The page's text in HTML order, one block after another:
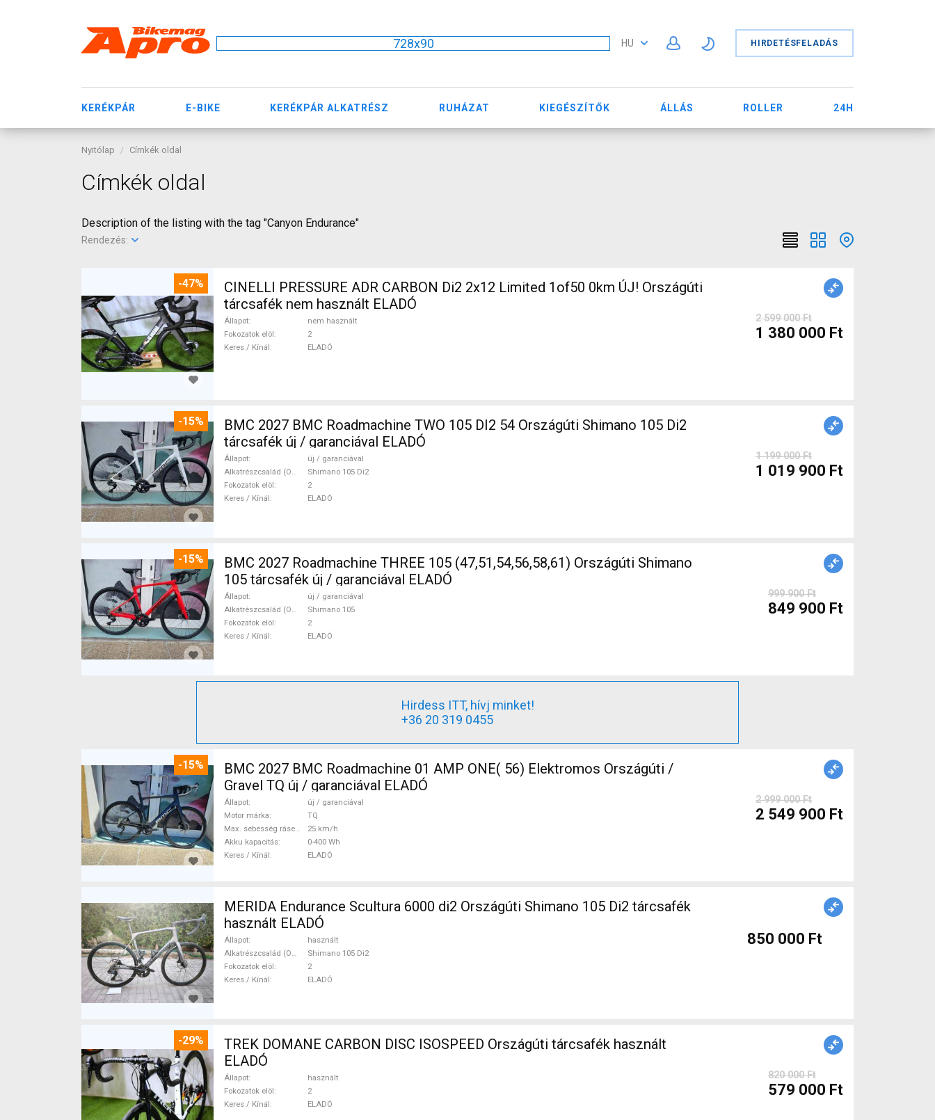
728x90 HU HIRDETÉSFELADÁS
KERÉKPÁR E-BIKE KERÉKPÁR ALKATRÉSZ RUHÁZAT KIEGÉSZÍTŐK ÁLLÁS ROLLER 24H
Nyitólap Címkék oldal
Címkék oldal
Description of the listing with the tag "Canyon Endurance"
Rendezés:
-47%
CINELLI PRESSURE ADR CARBON Di2 2x12 Limited 1of50 0km ÚJ! Országúti
tárcsafék nem használt ELADÓ
Állapot
nem használt
Fokozatok elöl
2
Keres / Kínál
ELADÓ
2 599 000 Ft
1 380 000 Ft
-15%
BMC 2027 BMC Roadmachine TWO 105 DI2 54 Országúti Shimano 105 Di2
tárcsafék új / garanciával ELADÓ
Állapot
új / garanciával
Alkatrészcsalád (Outi)
Shimano 105 Di2
Fokozatok elöl
2
Keres / Kínál
ELADÓ
1 199 000 Ft
1 019 900 Ft
-15%
BMC 2027 Roadmachine THREE 105 (47,51,54,56,58,61) Országúti Shimano
105 tárcsafék új / garanciával ELADÓ
Állapot
új / garanciával
Alkatrészcsalád (Outi)
Shimano 105
Fokozatok elöl
2
Keres / Kínál
ELADÓ
999 900 Ft
849 900 Ft
Hirdess ITT, hívj minket!
+36 20 319 0455
-15%
BMC 2027 BMC Roadmachine 01 AMP ONE( 56) Elektromos Országúti /
Gravel TQ új / garanciával ELADÓ
Állapot
új / garanciával
Motor márka
TQ
Max. sebesség rásegítéssel
25 km/h
Akku kapacitás
0-400 Wh
Keres / Kínál
ELADÓ
2 999 000 Ft
2 549 900 Ft
MERIDA Endurance Scultura 6000 di2 Országúti Shimano 105 Di2 tárcsafék
használt ELADÓ
Állapot
használt
Alkatrészcsalád (Outi)
Shimano 105 Di2
Fokozatok elöl
2
Keres / Kínál
ELADÓ
850 000 Ft
-29%
TREK DOMANE CARBON DISC ISOSPEED Országúti tárcsafék használt
ELADÓ
Állapot
használt
Fokozatok elöl
2
Keres / Kínál
ELADÓ
820 000 Ft
579 000 Ft